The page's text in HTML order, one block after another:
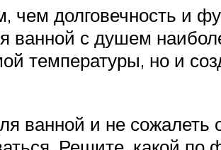
долговечность и
с душем
температуры, но и
ванной и не сожалеть